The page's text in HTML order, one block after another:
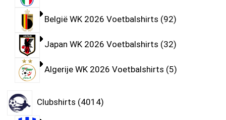
België WK 2026 Voetbalshirts 92
Japan WK 2026 Voetbalshirts 32
Algerije WK 2026 Voetbalshirts 5
Clubshirts 4014